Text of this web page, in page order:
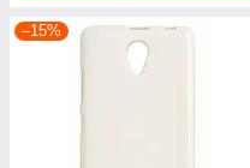
–15%